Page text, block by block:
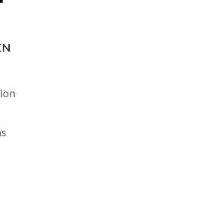
AFC Pins (0,8 mm / 1,0 mm / 1,2 mm
System
/ PSU
MTL RTA